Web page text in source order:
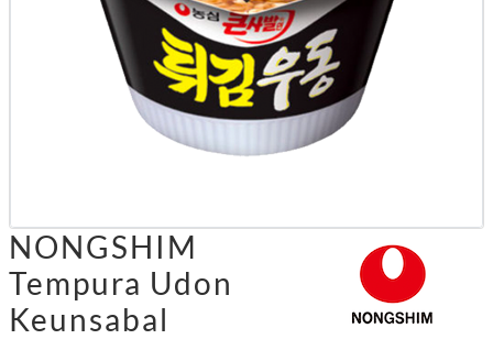
NONGSHIM
Tempura Udon
Keunsabal